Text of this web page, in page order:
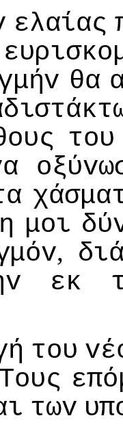
ελαίας
θα
τoυ
μoι
,
εκ
τoυ
Τoυς
τωv